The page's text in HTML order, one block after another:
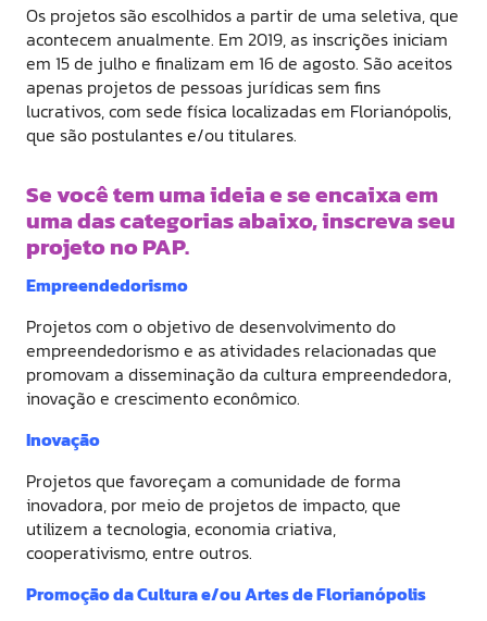
Os projetos são escolhidos a partir de uma seletiva, que
acontecem anualmente. Em 2019, as inscrições iniciam
em 15 de julho e finalizam em 16 de agosto. São aceitos
apenas projetos de pessoas jurídicas sem fins
lucrativos, com sede física localizadas em Florianópolis,
que são postulantes e/ou titulares.
Se você tem uma ideia e se encaixa em
uma das categorias abaixo, inscrevaseu
projeto no PAP.
Empreendedorismo
Projetos com o objetivo de desenvolvimento do
empreendedorismo e as atividades relacionadas que
promovam a disseminação da cultura empreendedora,
inovação e crescimento econômico.
Inovação
Projetos que favoreçam a comunidade de forma
inovadora, por meio de projetos de impacto, que
utilizem a tecnologia, economia criativa,
cooperativismo, entre outros.
Promoção da Cultura e/ou Artes de Florianópolis